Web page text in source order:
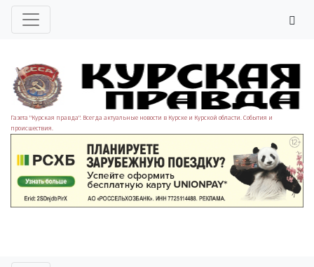
Газета "Курская правда". Всегда актуальные новости в Курске и Курской области. События и
происшествия.